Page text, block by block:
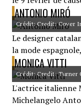
ANTONIO MIRÓ
Crédit: Credit: Cover
Le designer
la mode
MONICA VITTI
Crédit: Credit: Turner
L'actrice italienne
Michelangelo